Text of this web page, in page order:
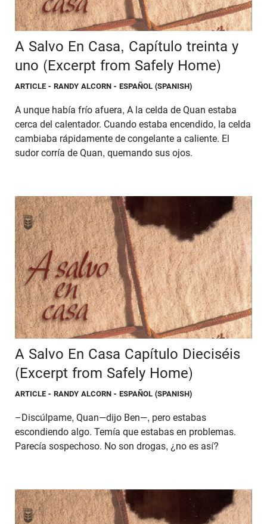
A Salvo En Casa, Capítulo treinta y
uno (Excerpt from Safely Home)
ARTICLE - RANDY ALCORN - ESPAÑOL (SPANISH)
A unque había frío afuera, A la celda de Quan estaba
cerca del calentador. Cuando estaba encendido, la celda
cambiaba rápidamente de congelante a caliente. El
sudor corría de Quan, quemando sus ojos.
A Salvo En Casa Capítulo Dieciséis
(Excerpt from Safely Home)
ARTICLE - RANDY ALCORN - ESPAÑOL (SPANISH)
–Discúlpame, Quan—dijo Ben—, pero estabas
escondiendo algo. Temía que estabas en problemas.
Parecía sospechoso. No son drogas, ¿no es así?